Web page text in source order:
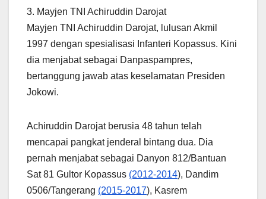
3. Mayjen TNI Achiruddin Darojat
Mayjen TNI Achiruddin Darojat, lulusan Akmil
1997 dengan spesialisasi Infanteri Kopassus. Kini
dia menjabat sebagai Danpaspampres,
bertanggung jawab atas keselamatan Presiden
Jokowi.
Achiruddin Darojat berusia 48 tahun telah
mencapai pangkat jenderal bintang dua. Dia
pernah menjabat sebagai Danyon 812/Bantuan
Sat 81 Gultor Kopassus (2012-2014), Dandim
0506/Tangerang (2015-2017), Kasrem